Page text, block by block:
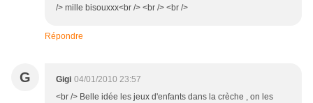
/> mille bisouxxx<br /> <br /> <br />
Répondre
G Gigi 04/01/2010 23:57
<br /> Belle idée les jeux d'enfants dans la crèche , on les